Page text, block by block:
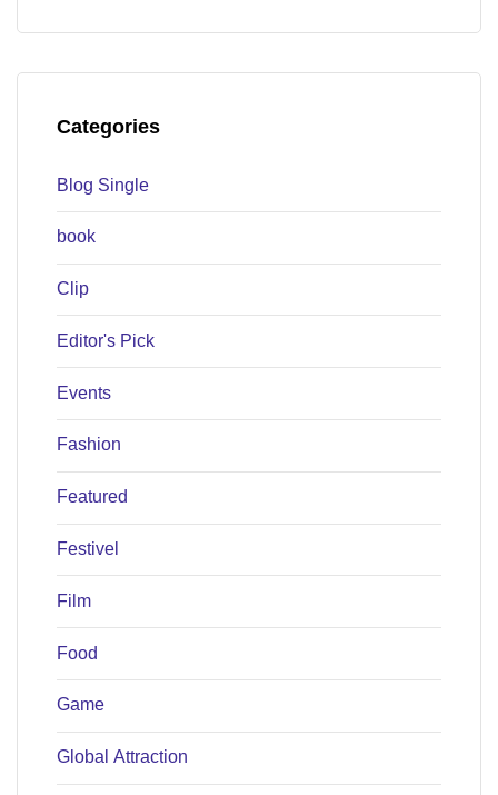
Categories
Blog Single
book
Clip
Editor's Pick
Events
Fashion
Featured
Festivel
Film
Food
Game
Global Attraction